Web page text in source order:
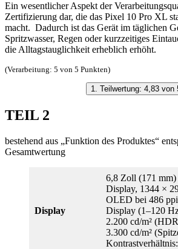
Ein wesentlicher Aspekt der
Zertifizierung dar, die das Pixel 10 Pro XL
macht. Dadurch ist das Gerät im täglichen
Spritzwasser, Regen oder kurzzeitiges
die Alltagstauglichkeit erheblich erhöht.
(Verarbeitung: 5 von 5 Punkten)
1. Teilwertung: 4,83 von
TEIL 2
bestehend aus „Funktion des Produktes“
Gesamtwertung
Display
6,8 Zoll (171 mm)
Display, 1344 ×
OLED bei 486
Display (1–120
2.200 cd/m²
3.300 cd/m²